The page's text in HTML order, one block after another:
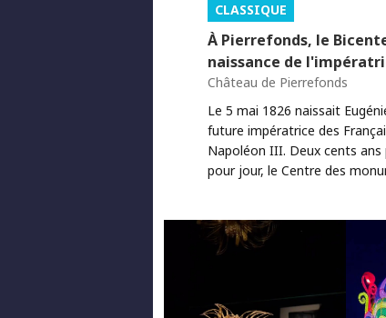
CLASSIQUE
À Pierrefonds, le
naissance de
Château de Pierrefonds
Le 5 mai 1826 naissait
future impératrice des
Napoléon III. Deux cents
pour jour, le Centre des